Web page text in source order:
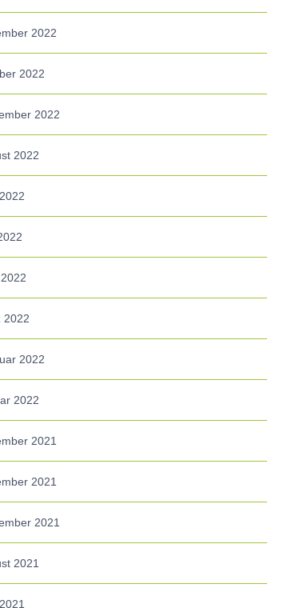
2022
2022
2022
2022
2022
2022
2022
2021
2021
2021
2021